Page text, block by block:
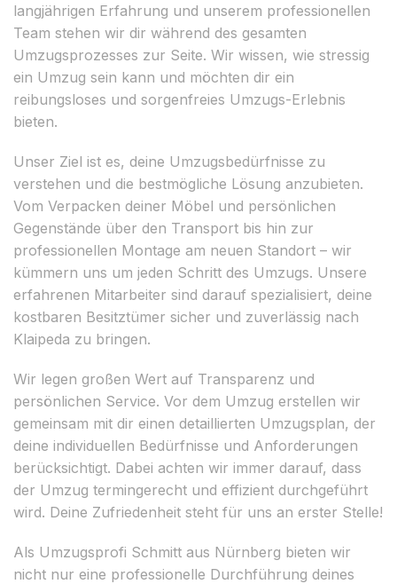
langjährigen Erfahrung und unserem professionellen
Team stehen wir dir während des gesamten
Umzugsprozesses zur Seite. Wir wissen, wie stressig
ein Umzug sein kann und möchten dir ein
reibungsloses und sorgenfreies Umzugs-Erlebnis
bieten.
Unser Ziel ist es, deine Umzugsbedürfnisse zu
verstehen und die bestmögliche Lösung anzubieten.
Vom Verpacken deiner Möbel und persönlichen
Gegenstände über den Transport bis hin zur
professionellen Montage am neuen Standort – wir
kümmern uns um jeden Schritt des Umzugs. Unsere
erfahrenen Mitarbeiter sind darauf spezialisiert, deine
kostbaren Besitztümer sicher und zuverlässig nach
Klaipeda zu bringen.
Wir legen großen Wert auf Transparenz und
persönlichen Service. Vor dem Umzug erstellen wir
gemeinsam mit dir einen detaillierten Umzugsplan, der
deine individuellen Bedürfnisse und Anforderungen
berücksichtigt. Dabei achten wir immer darauf, dass
der Umzug termingerecht und effizient durchgeführt
wird. Deine Zufriedenheit steht für uns an erster Stelle!
Als Umzugsprofi Schmitt aus Nürnberg bieten wir
nicht nur eine professionelle Durchführung deines